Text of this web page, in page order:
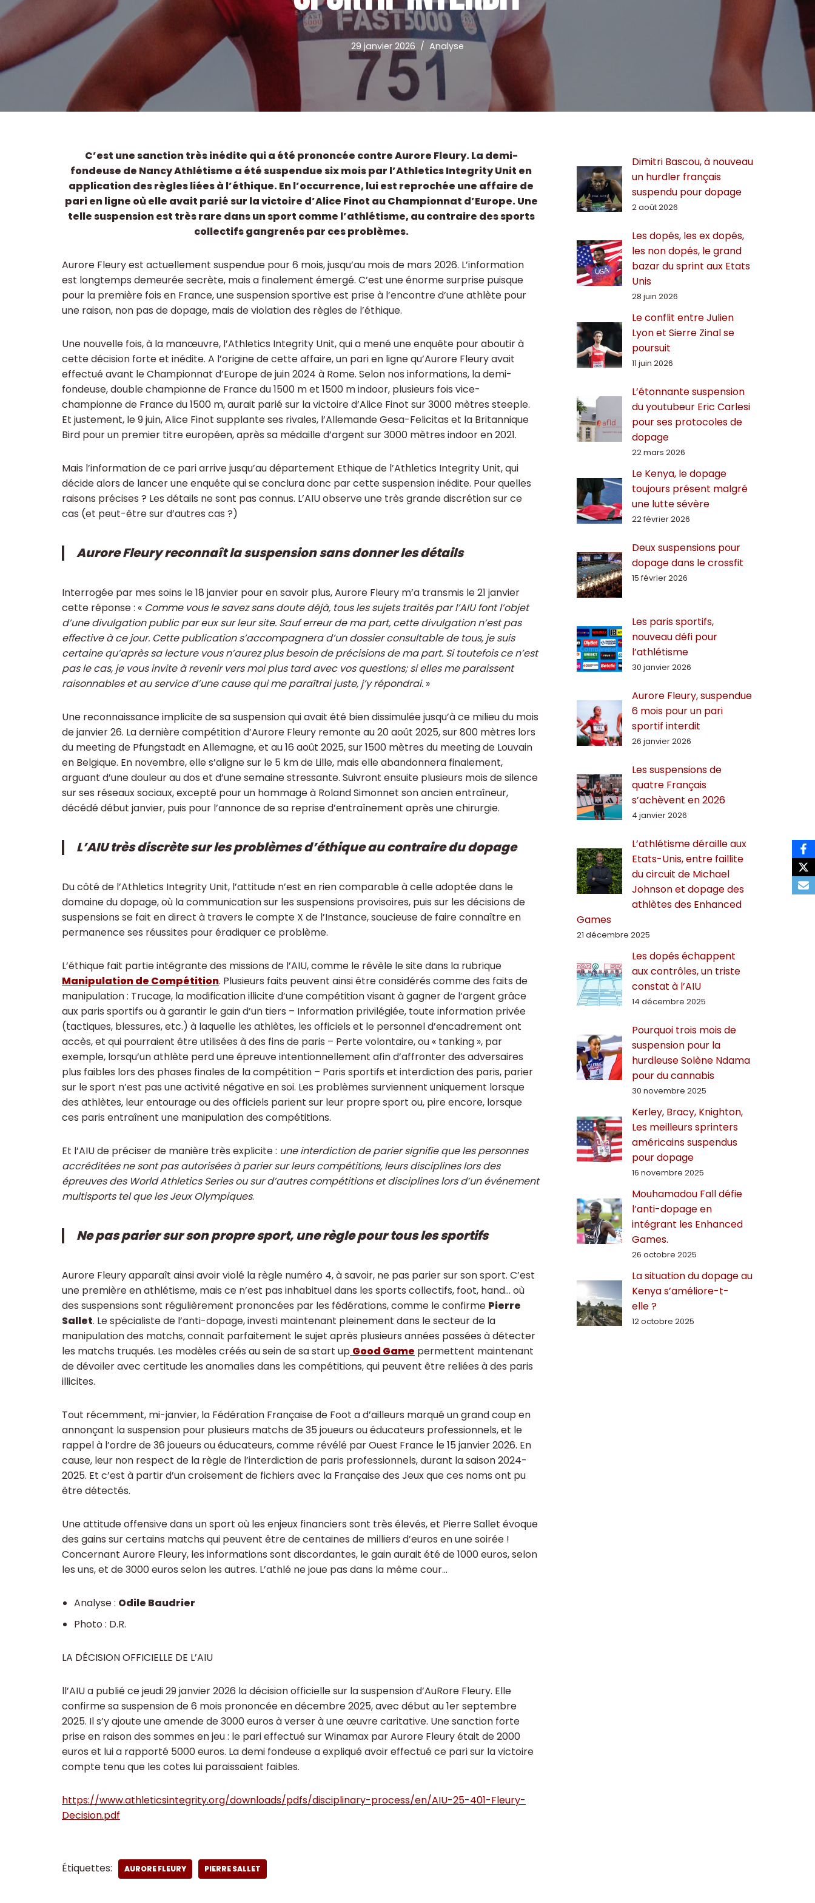
29 janvier 2026 Analyse
C’est une sanction très inédite qui a été prononcée contre Aurore Fleury. La demi-
fondeuse de Nancy Athlétisme a été suspendue six mois par l’Athletics Integrity Unit en
application des règles liées à l’éthique. En l’occurrence, lui est reprochée une affaire de
pari en ligne où elle avait parié sur la victoire d’Alice Finot au Championnat d’Europe. Une
telle suspension est très rare dans un sport comme l’athlétisme, au contraire des sports
collectifs gangrenés par ces problèmes.
Aurore Fleury est actuellement suspendue pour 6 mois, jusqu’au mois de mars 2026. L’information
est longtemps demeurée secrète, mais a finalement émergé. C’est une énorme surprise puisque
pour la première fois en France, une suspension sportive est prise à l’encontre d’une athlète pour
une raison, non pas de dopage, mais de violation des règles de l’éthique.
Une nouvelle fois, à la manœuvre, l’Athletics Integrity Unit, qui a mené une enquête pour aboutir à
cette décision forte et inédite. A l’origine de cette affaire, un pari en ligne qu’Aurore Fleury avait
effectué avant le Championnat d’Europe de juin 2024 à Rome. Selon nos informations, la demi-
fondeuse, double championne de France du 1500 m et 1500 m indoor, plusieurs fois vice-
championne de France du 1500 m, aurait parié sur la victoire d’Alice Finot sur 3000 mètres steeple.
Et justement, le 9 juin, Alice Finot supplante ses rivales, l’Allemande Gesa-Felicitas et la Britannique
Bird pour un premier titre européen, après sa médaille d’argent sur 3000 mètres indoor en 2021.
Mais l’information de ce pari arrive jusqu’au département Ethique de l’Athletics Integrity Unit, qui
décide alors de lancer une enquête qui se conclura donc par cette suspension inédite. Pour quelles
raisons précises ? Les détails ne sont pas connus. L’AIU observe une très grande discrétion sur ce
cas (et peut-être sur d’autres cas ?)
Aurore Fleury reconnaît la suspension sans donner les détails
Interrogée par mes soins le 18 janvier pour en savoir plus, Aurore Fleury m’a transmis le 21 janvier
cette réponse : « Comme vous le savez sans doute déjà, tous les sujets traités par l’AIU font l’objet
d’une divulgation public par eux sur leur site. Sauf erreur de ma part, cette divulgation n’est pas
effective à ce jour. Cette publication s’accompagnera d’un dossier consultable de tous, je suis
certaine qu’après sa lecture vous n’aurez plus besoin de précisions de ma part. Si toutefois ce n’est
pas le cas, je vous invite à revenir vers moi plus tard avec vos questions; si elles me paraissent
raisonnables et au service d’une cause qui me paraîtrai juste, j’y répondrai. »
Une reconnaissance implicite de sa suspension qui avait été bien dissimulée jusqu’à ce milieu du mois
de janvier 26. La dernière compétition d’Aurore Fleury remonte au 20 août 2025, sur 800 mètres lors
du meeting de Pfungstadt en Allemagne, et au 16 août 2025, sur 1500 mètres du meeting de Louvain
en Belgique. En novembre, elle s’aligne sur le 5 km de Lille, mais elle abandonnera finalement,
arguant d’une douleur au dos et d’une semaine stressante. Suivront ensuite plusieurs mois de silence
sur ses réseaux sociaux, excepté pour un hommage à Roland Simonnet son ancien entraîneur,
décédé début janvier, puis pour l’annonce de sa reprise d’entraînement après une chirurgie.
L’AIU très discrète sur les problèmes d’éthique au contraire du dopage
Du côté de l’Athletics Integrity Unit, l’attitude n’est en rien comparable à celle adoptée dans le
domaine du dopage, où la communication sur les suspensions provisoires, puis sur les décisions de
suspensions se fait en direct à travers le compte X de l’Instance, soucieuse de faire connaître en
permanence ses réussites pour éradiquer ce problème.
L’éthique fait partie intégrante des missions de l’AIU, comme le révèle le site dans la rubrique
Manipulation de Compétition. Plusieurs faits peuvent ainsi être considérés comme des faits de
manipulation : Trucage, la modification illicite d’une compétition visant à gagner de l’argent grâce
aux paris sportifs ou à garantir le gain d’un tiers – Information privilégiée, toute information privée
(tactiques, blessures, etc.) à laquelle les athlètes, les officiels et le personnel d’encadrement ont
accès, et qui pourraient être utilisées à des fins de paris – Perte volontaire, ou « tanking », par
exemple, lorsqu’un athlète perd une épreuve intentionnellement afin d’affronter des adversaires
plus faibles lors des phases finales de la compétition – Paris sportifs et interdiction des paris, parier
sur le sport n’est pas une activité négative en soi. Les problèmes surviennent uniquement lorsque
des athlètes, leur entourage ou des officiels parient sur leur propre sport ou, pire encore, lorsque
ces paris entraînent une manipulation des compétitions.
Et l’AIU de préciser de manière très explicite : une interdiction de parier signifie que les personnes
accréditées ne sont pas autorisées à parier sur leurs compétitions, leurs disciplines lors des
épreuves des World Athletics Series ou sur d’autres compétitions et disciplines lors d’un événement
multisports tel que les Jeux Olympiques.
Ne pas parier sur son propre sport, une règle pour tous les sportifs
Aurore Fleury apparaît ainsi avoir violé la règle numéro 4, à savoir, ne pas parier sur son sport. C’est
une première en athlétisme, mais ce n’est pas inhabituel dans les sports collectifs, foot, hand… où
des suspensions sont régulièrement prononcées par les fédérations, comme le confirme Pierre
Sallet. Le spécialiste de l’anti-dopage, investi maintenant pleinement dans le secteur de la
manipulation des matchs, connaît parfaitement le sujet après plusieurs années passées à détecter
les matchs truqués. Les modèles créés au sein de sa start up Good Game permettent maintenant
de dévoiler avec certitude les anomalies dans les compétitions, qui peuvent être reliées à des paris
illicites.
Tout récemment, mi-janvier, la Fédération Française de Foot a d’ailleurs marqué un grand coup en
annonçant la suspension pour plusieurs matchs de 35 joueurs ou éducateurs professionnels, et le
rappel à l’ordre de 36 joueurs ou éducateurs, comme révélé par Ouest France le 15 janvier 2026. En
cause, leur non respect de la règle de l’interdiction de paris professionnels, durant la saison 2024-
2025. Et c’est à partir d’un croisement de fichiers avec la Française des Jeux que ces noms ont pu
être détectés.
Une attitude offensive dans un sport où les enjeux financiers sont très élevés, et Pierre Sallet évoque
des gains sur certains matchs qui peuvent être de centaines de milliers d’euros en une soirée !
Concernant Aurore Fleury, les informations sont discordantes, le gain aurait été de 1000 euros, selon
les uns, et de 3000 euros selon les autres. L’athlé ne joue pas dans la même cour…
Analyse : Odile Baudrier
Photo : D.R.
LA DÉCISION OFFICIELLE DE L’AIU
ll’AIU a publié ce jeudi 29 janvier 2026 la décision officielle sur la suspension d’AuRore Fleury. Elle
confirme sa suspension de 6 mois prononcée en décembre 2025, avec début au 1er septembre
2025. Il s’y ajoute une amende de 3000 euros à verser à une œuvre caritative. Une sanction forte
prise en raison des sommes en jeu : le pari effectué sur Winamax par Aurore Fleury était de 2000
euros et lui a rapporté 5000 euros. La demi fondeuse a expliqué avoir effectué ce pari sur la victoire
compte tenu que les cotes lui paraissaient faibles.
https://www.athleticsintegrity.org/downloads/pdfs/disciplinary-process/en/AIU-25-401-Fleury-
Decision.pdf
Étiquettes: AURORE FLEURY PIERRE SALLET
Dimitri Bascou, à nouveau
un hurdler français
suspendu pour dopage
2 août 2026
Les dopés, les ex dopés,
les non dopés, le grand
bazar du sprint aux Etats
Unis
28 juin 2026
Le conflit entre Julien
Lyon et Sierre Zinal se
poursuit
11 juin 2026
L’étonnante suspension
du youtubeur Eric Carlesi
pour ses protocoles de
dopage
22 mars 2026
Le Kenya, le dopage
toujours présent malgré
une lutte sévère
22 février 2026
Deux suspensions pour
dopage dans le crossfit
15 février 2026
Les paris sportifs,
nouveau défi pour
l’athlétisme
30 janvier 2026
Aurore Fleury, suspendue
6 mois pour un pari
sportif interdit
26 janvier 2026
Les suspensions de
quatre Français
s’achèvent en 2026
4 janvier 2026
L’athlétisme déraille aux
Etats-Unis, entre faillite
du circuit de Michael
Johnson et dopage des
athlètes des Enhanced
Games
21 décembre 2025
Les dopés échappent
aux contrôles, un triste
constat à l’AIU
14 décembre 2025
Pourquoi trois mois de
suspension pour la
hurdleuse Solène Ndama
pour du cannabis
30 novembre 2025
Kerley, Bracy, Knighton,
Les meilleurs sprinters
américains suspendus
pour dopage
16 novembre 2025
Mouhamadou Fall défie
l’anti-dopage en
intégrant les Enhanced
Games.
26 octobre 2025
La situation du dopage au
Kenya s’améliore-t-
elle ?
12 octobre 2025